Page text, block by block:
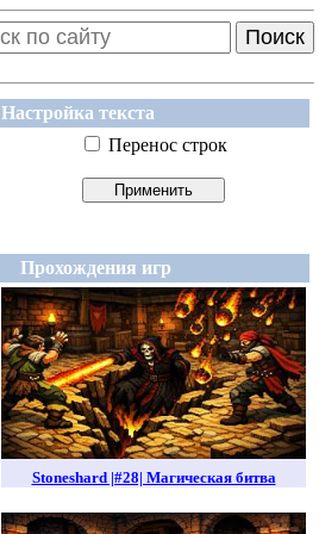
Поиск
Настройка текста
Перенос строк
Прохождения игр
Stoneshard |#28| Магическая битва